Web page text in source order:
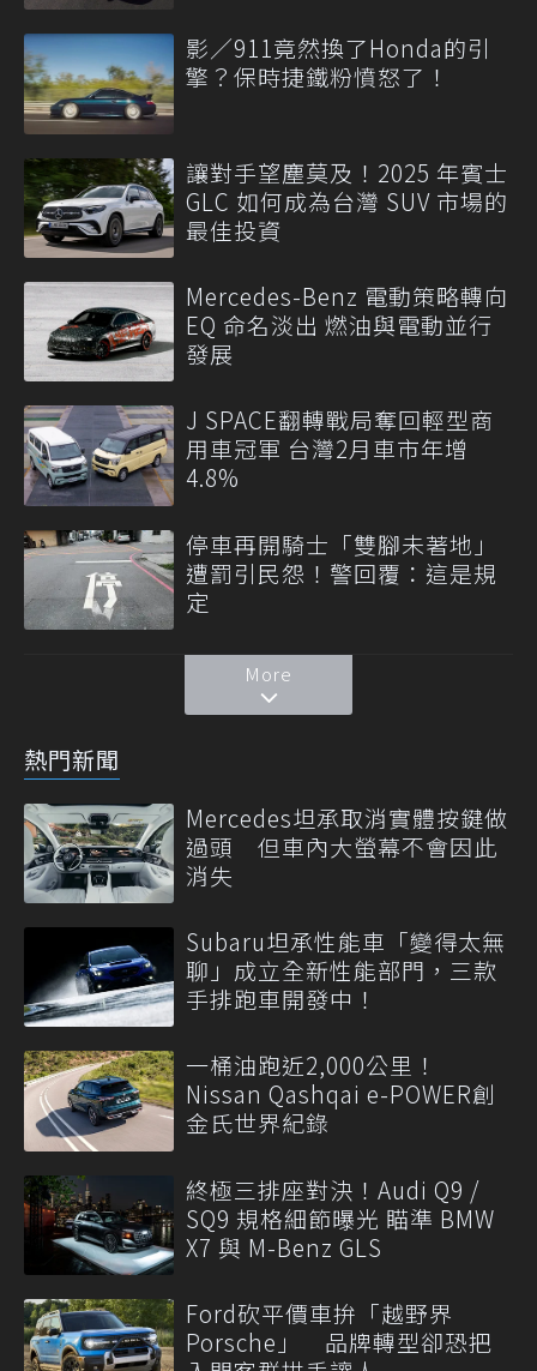
影／911竟然換了Honda的引
擎？保時捷鐵粉憤怒了！
讓對手望塵莫及！2025 年賓士
GLC 如何成為台灣 SUV 市場的
最佳投資
Mercedes-Benz 電動策略轉向
EQ 命名淡出 燃油與電動並行
發展
J SPACE翻轉戰局奪回輕型商
用車冠軍 台灣2月車市年增
4.8%
停車再開騎士「雙腳未著地」
遭罰引民怨！警回覆：這是規
定
More
熱門新聞
Mercedes坦承取消實體按鍵做
過頭 但車內大螢幕不會因此
消失
Subaru坦承性能車「變得太無
聊」成立全新性能部門，三款
手排跑車開發中！
一桶油跑近2,000公里！
Nissan Qashqai e-POWER創
金氏世界紀錄
終極三排座對決！Audi Q9 /
SQ9 規格細節曝光 瞄準 BMW
X7 與 M-Benz GLS
Ford砍平價車拚「越野界
Porsche」 品牌轉型卻恐把